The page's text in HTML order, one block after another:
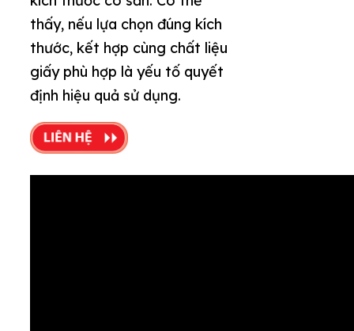
thấy, nếu lựa chọn đúng kích
thước, kết hợp cùng chất liệu
giấy phù hợp là yếu tố quyết
định hiệu quả sử dụng.